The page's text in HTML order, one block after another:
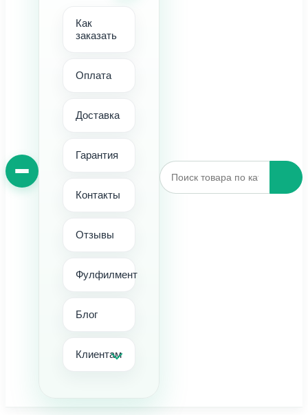
Как
заказать
Оплата
Доставка
Гарантия
Контакты
Отзывы
Фулфилмент
Блог
Клиентам